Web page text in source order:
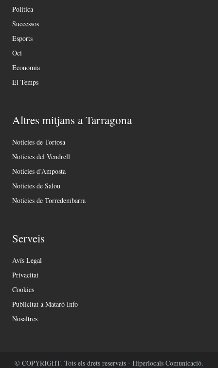
Política
Successos
Esports
Oci
Economia
El Temps
Altres mitjans a Tarragona
Notícies de Tortosa
Notícies del Vendrell
Notícies d’Amposta
Notícies de Salou
Notícies de Torredembarra
Serveis
Avís Legal
Privacitat
Cookies
Publicitat a Mataró Info
Nosaltres
© COPYRIGHT. Tots els drets reservats - Hiperlocals Comunicació.